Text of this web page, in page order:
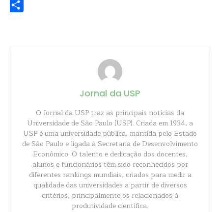
Jornal da USP
O Jornal da USP traz as principais notícias da
Universidade de São Paulo (USP). Criada em 1934, a
USP é uma universidade pública, mantida pelo Estado
de São Paulo e ligada à Secretaria de Desenvolvimento
Econômico. O talento e dedicação dos docentes,
alunos e funcionários têm sido reconhecidos por
diferentes rankings mundiais, criados para medir a
qualidade das universidades a partir de diversos
critérios, principalmente os relacionados à
produtividade científica.